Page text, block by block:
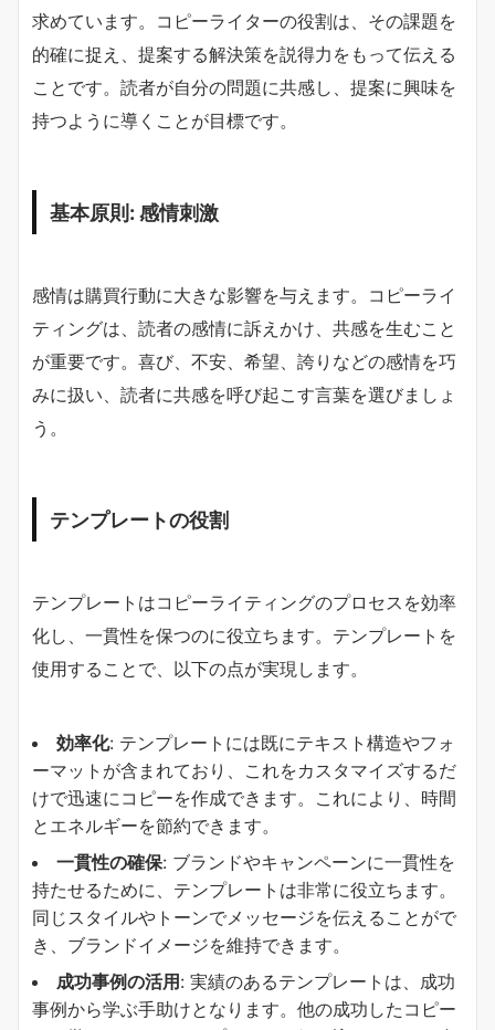
求めています。コピーライターの役割は、その課題を
的確に捉え、提案する解決策を説得力をもって伝える
ことです。読者が自分の問題に共感し、提案に興味を
持つように導くことが目標です。
基本原則: 感情刺激
感情は購買行動に大きな影響を与えます。コピーライ
ティングは、読者の感情に訴えかけ、共感を生むこと
が重要です。喜び、不安、希望、誇りなどの感情を巧
みに扱い、読者に共感を呼び起こす言葉を選びましょ
う。
テンプレートの役割
テンプレートはコピーライティングのプロセスを効率
化し、一貫性を保つのに役立ちます。テンプレートを
使用することで、以下の点が実現します。
効率化: テンプレートには既にテキスト構造やフォ
ーマットが含まれており、これをカスタマイズするだ
けで迅速にコピーを作成できます。これにより、時間
とエネルギーを節約できます。
一貫性の確保: ブランドやキャンペーンに一貫性を
持たせるために、テンプレートは非常に役立ちます。
同じスタイルやトーンでメッセージを伝えることがで
き、ブランドイメージを維持できます。
成功事例の活用 : 実績のあるテンプレートは、成功
事例から学ぶ手助けとなります。他の成功したコピー